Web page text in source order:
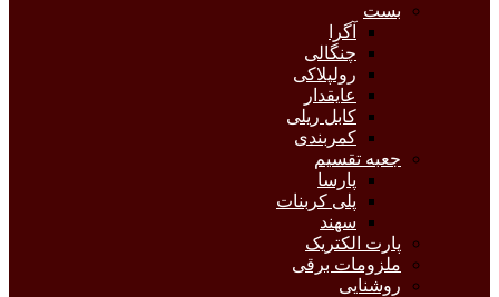
بست
آگرا
چنگالی
رولپلاکی
عایقدار
کابل ریلی
کمربندی
جعبه تقسیم
پارسا
پلی کربنات
سهند
پارت الکتریک
ملزومات برقی
روشنایی